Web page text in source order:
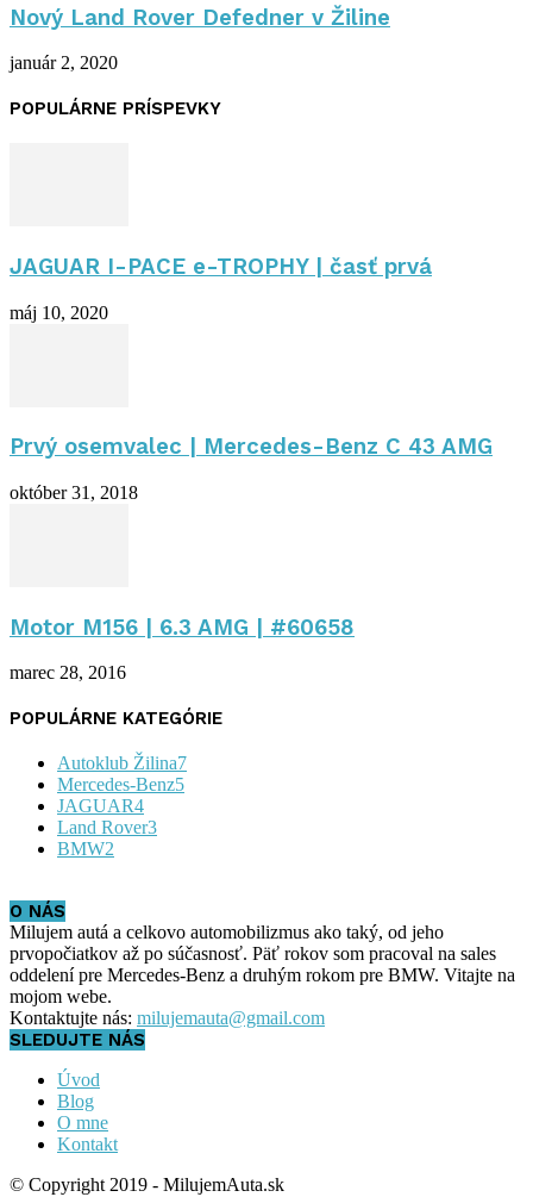
Nový Land Rover Defedner v Žiline
január 2, 2020
POPULÁRNE PRÍSPEVKY
JAGUAR I-PACE e-TROPHY | časť prvá
máj 10, 2020
Prvý osemvalec | Mercedes-Benz C 43 AMG
október 31, 2018
Motor M156 | 6.3 AMG | #60658
marec 28, 2016
POPULÁRNE KATEGÓRIE
Autoklub Žilina7
Mercedes-Benz5
JAGUAR4
Land Rover3
BMW2
O NÁS
Milujem autá a celkovo automobilizmus ako taký, od jeho
prvopočiatkov až po súčasnosť. Päť rokov som pracoval na sales
oddelení pre Mercedes-Benz a druhým rokom pre BMW. Vitajte na
mojom webe.
Kontaktujte nás: milujemauta@gmail.com
SLEDUJTE NÁS
Úvod
Blog
O mne
Kontakt
© Copyright 2019 - MilujemAuta.sk